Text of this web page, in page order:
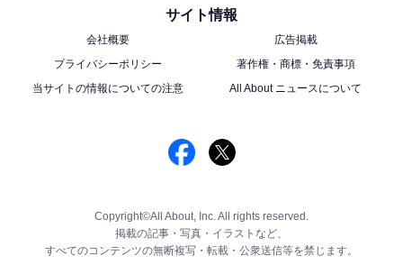
サイト情報
会社概要
広告掲載
プライバシーポリシー
著作権・商標・免責事項
当サイトの情報についての注意
All About ニュースについて
Copyright©All About, Inc. All rights reserved.
掲載の記事・写真・イラストなど、
すべてのコンテンツの無断複写・転載・公衆送信等を禁じます。